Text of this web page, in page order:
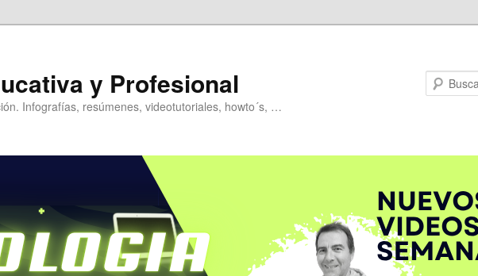
y Profesional
Infografías, resúmenes, videotutoriales, howto´s, …